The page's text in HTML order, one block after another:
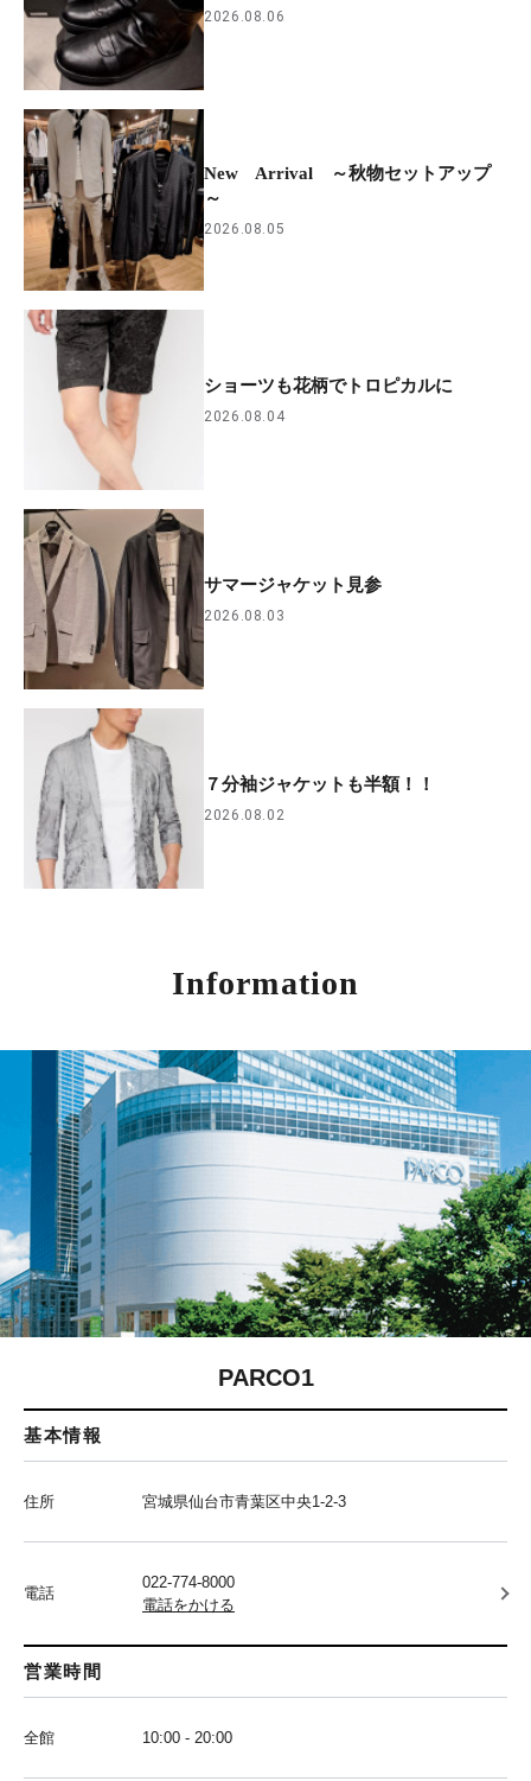
2026.08.06
New Arrival ～秋物セットアップ
～
2026.08.05
ショーツも花柄でトロピカルに
2026.08.04
サマージャケット見参
2026.08.03
７分袖ジャケットも半額！！
2026.08.02
Information
PARCO1
基本情報
住所 宮城県仙台市青葉区中央1-2-3
電話
022-774-8000
電話をかける
営業時間
全館 10:00 - 20:00